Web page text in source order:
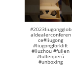
#2023liugongglob
aldealerconferen
ce#liugong
#liugongforklift
#liuzhou #fullen
#fullenperú
#unboxing